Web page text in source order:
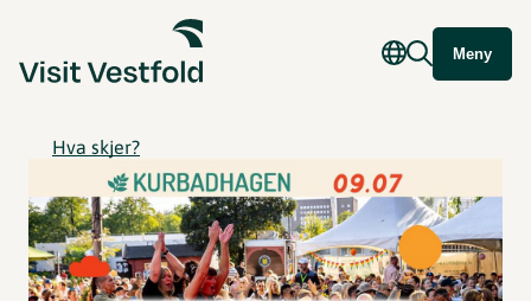
Meny
Hva skjer?